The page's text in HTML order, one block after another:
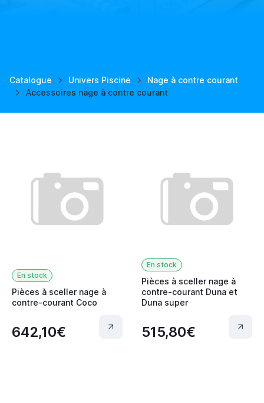
Catalogue Univers Piscine
Nage à contre courant
Accessoires nage à contre courant
En stock
Pièces à sceller nage à
contre-courant Coco
642,10€
En stock
Pièces à sceller nage à
contre-courant Duna et
Duna super
515,80€